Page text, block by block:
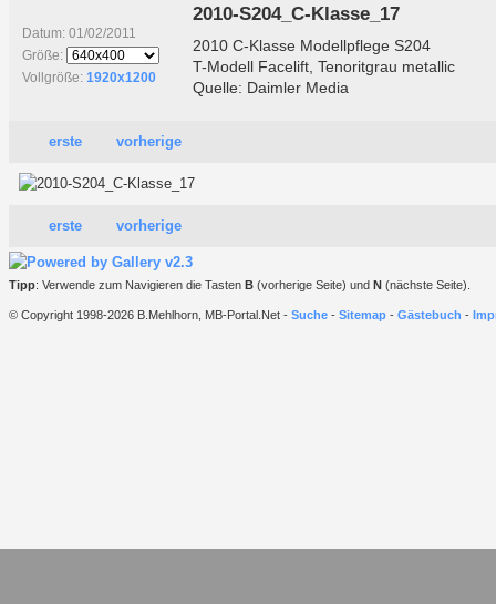
Datum: 01/02/2011
Größe:
Vollgröße: 1920x1200
2010-S204_C-Klasse_17
2010 C-Klasse Modellpflege S204
T-Modell Facelift, Tenoritgrau metallic
Quelle: Daimler Media
erste vorherige
erste vorherige
Tipp: Verwende zum Navigieren die Tasten B (vorherige Seite) und N (nächste Seite).
© Copyright 1998-2026 B.Mehlhorn, MB-Portal.Net - Suche - Sitemap - Gästebuch -